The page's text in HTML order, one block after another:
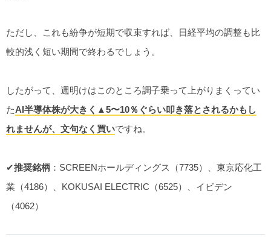
ただし、これも紛争が短期で収束すれば、日経平均の調整も比
較的浅く短い期間で終わるでしょう。
したがって、週明けはこのところ調子乗って上がりまくってい
たAI半導体株が大きく▲5〜10％ぐらい叩き落とされるかもし
れませんが、文句なく買いですね。
✔︎推奨銘柄 ：SCREENホールディングス（7735）、東京応化工
業（4186）、KOKUSAI ELECTRIC（6525）、イビデン
（4062）